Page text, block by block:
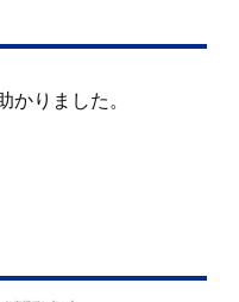
かりました。